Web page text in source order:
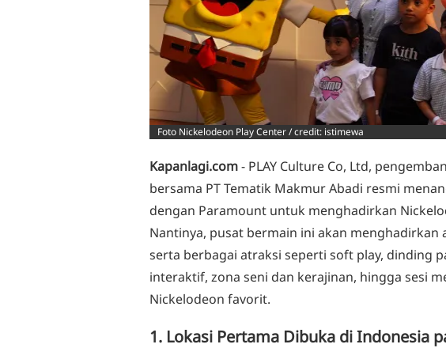
Foto Nickelodeon Play Center / credit: istimewa
Kapanlagi.com- PLAY Culture Co, Ltd,
bersama PT Tematik Makmur Abadi resmi
dengan Paramount untuk menghadirkan
Nantinya, pusat bermain ini akan
serta berbagai atraksi seperti soft play, dinding
interaktif, zona seni dan kerajinan, hingga sesi
Nickelodeon favorit.
1. Lokasi Pertama Dibuka di Indonesia